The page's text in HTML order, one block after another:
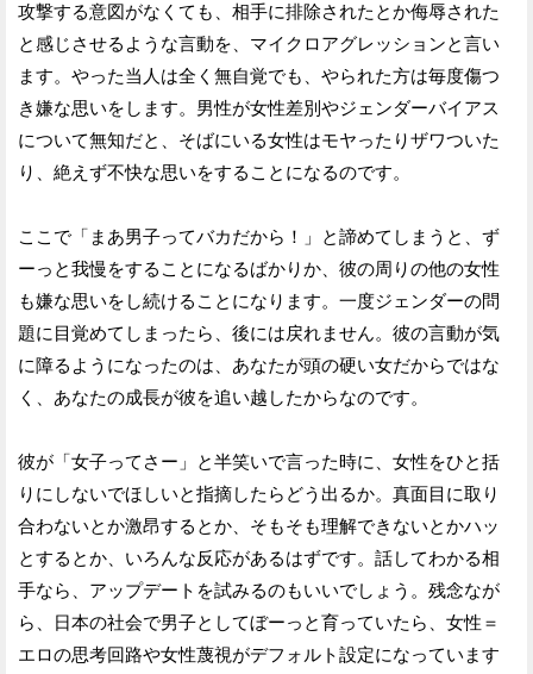
攻撃する意図がなくても、相手に排除されたとか侮辱された
と感じさせるような言動を、マイクロアグレッションと言い
ます。やった当人は全く無自覚でも、やられた方は毎度傷つ
き嫌な思いをします。男性が女性差別やジェンダーバイアス
について無知だと、そばにいる女性はモヤったりザワついた
り、絶えず不快な思いをすることになるのです。
ここで「まあ男子ってバカだから！」と諦めてしまうと、ず
ーっと我慢をすることになるばかりか、彼の周りの他の女性
も嫌な思いをし続けることになります。一度ジェンダーの問
題に目覚めてしまったら、後には戻れません。彼の言動が気
に障るようになったのは、あなたが頭の硬い女だからではな
く、あなたの成長が彼を追い越したからなのです。
彼が「女子ってさー」と半笑いで言った時に、女性をひと括
りにしないでほしいと指摘したらどう出るか。真面目に取り
合わないとか激昂するとか、そもそも理解できないとかハッ
とするとか、いろんな反応があるはずです。話してわかる相
手なら、アップデートを試みるのもいいでしょう。残念なが
ら、日本の社会で男子としてぼーっと育っていたら、女性＝
エロの思考回路や女性蔑視がデフォルト設定になっています